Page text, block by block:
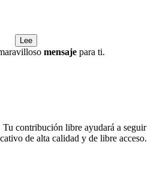
Lee
mensajepara ti.
Tu contribución libre ayudará a seguir
de alta calidad y de libre acceso.